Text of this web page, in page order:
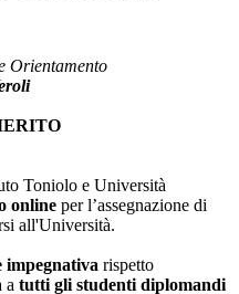
Orientamento
Toniolo e Università
online per l’assegnazione di
all'Università.
impegnativa rispetto
a tutti gli studenti diplomandi